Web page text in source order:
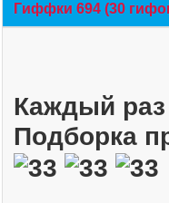
Гиффки 694 (30
Каждый
Подборка